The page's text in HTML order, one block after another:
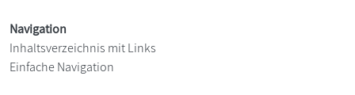
Navigation
Inhaltsverzeichnis mit Links
Einfache Navigation